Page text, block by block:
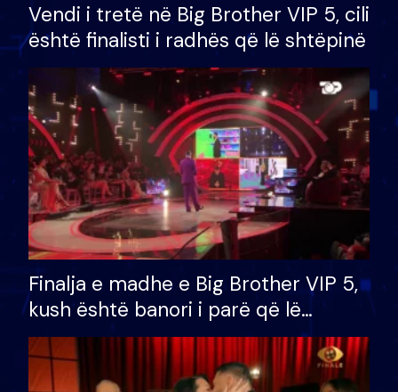
Vendi i tretë në Big Brother VIP 5, cili
është finalisti i radhës që lë shtëpinë
Finalja e madhe e Big Brother VIP 5,
kush është banori i parë që lë
shtëpinë dhe humb mundësinë për
të fituar çmimin e madh